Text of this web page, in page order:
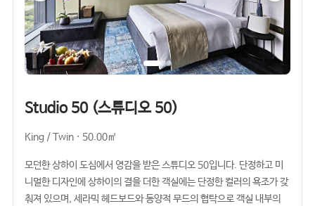
Studio 50 (스튜디오 50)
King / Twin · 50.00㎡
모던한 상하이 도심에서 영감을 받은 스튜디오 50입니다. 단정하고 미
니멀한 디자인에 상하이의 결을 더한 객실에는 단정한 컬러의 욕조가 갖
춰져 있으며, 세라믹 헤드보드와 동양적 무드의 협탁으로 객실 내부의